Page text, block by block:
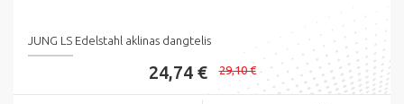
JUNG LS Edelstahl aklinas dangtelis
24,74 € 29,10 €